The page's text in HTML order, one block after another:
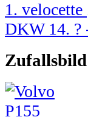
1. velocette
DKW 14. ?
Zufallsbild